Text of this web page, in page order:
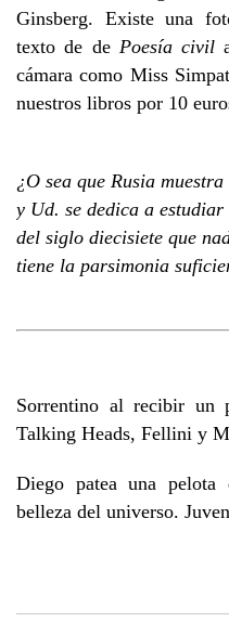
Ginsberg. Existe una
texto de de Poesía civil
cámara como Miss
nuestros libros por 10
¿O sea que Rusia
y Ud. se dedica a
del siglo diecisiete que
tiene la parsimonia
Sorrentino al recibir un
Talking Heads, Fellini y
Diego patea una
belleza del universo.